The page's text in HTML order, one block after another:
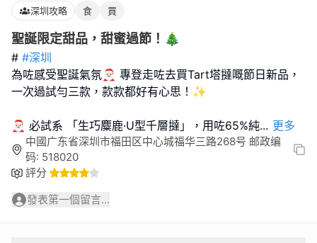
深圳攻略 食 買
聖誕限定甜品，甜蜜過節！🎄
# #深圳
為咗感受聖誕氣氛🎅🏻 專登走咗去買Tart塔撻嘅節日新品，
一次過試勻三款，款款都好有心思！✨
🎅🏻 必試系 「生巧麋鹿·U型千層撻」，用咗65%純... 更多
中國广东省深圳市福田区中心城福华三路268号 邮政编
码: 518020
評分
發表第一個留言...